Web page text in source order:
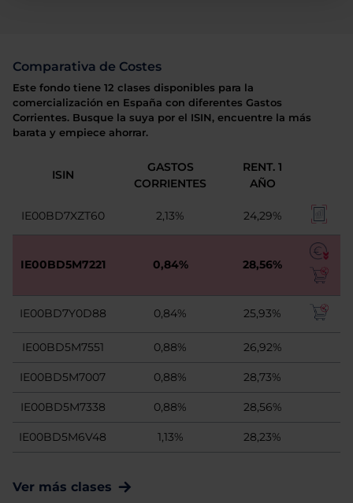
Comparativa de Costes
Este fondo tiene 12 clases disponibles para la
comercialización en España con diferentes Gastos
Corrientes. Busque la suya por el ISIN, encuentre la más
barata y empiece ahorrar.
ISIN
GASTOS
CORRIENTES
RENT. 1
AÑO
IE00BD7XZT60 2,13% 24,29%
IE00BD5M7221 0,84% 28,56%
IE00BD7Y0D88 0,84% 25,93%
IE00BD5M7551 0,88% 26,92%
IE00BD5M7007 0,88% 28,73%
IE00BD5M7338 0,88% 28,56%
IE00BD5M6V48 1,13% 28,23%
Ver más clases